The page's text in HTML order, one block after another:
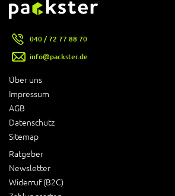
Über uns
Impressum
AGB
Datenschutz
Sitemap
Ratgeber
Newsletter
Widerruf (B2C)
040 / 72 77 88 70
info@packster.de